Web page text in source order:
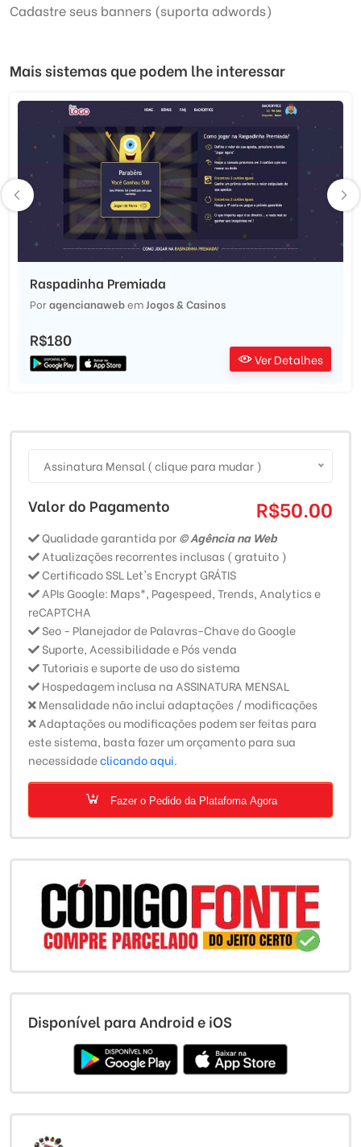
Cadastre seus banners (suporta adwords)
Mais sistemas que podem lhe interessar
Raspadinha Premiada
Poragencianawebem Jogos & Casinos
R$180
Ver Detalhes
Assinatura Mensal ( clique para mudar )
Valor do Pagamento R$50.00
Qualidade garantida por© Agência na Web
Atualizações recorrentes inclusas ( gratuito )
Certificado SSL Let's Encrypt GRÁTIS
APIs Google: Maps*, Pagespeed, Trends, Analytics e
reCAPTCHA
Seo - Planejador de Palavras-Chave do Google
Suporte, Acessibilidade e Pós venda
Tutoriais e suporte de uso do sistema
Hospedagem inclusa na ASSINATURA MENSAL
Mensalidade não inclui adaptações / modificações
Adaptações ou modificações podem ser feitas para
este sistema, basta fazer um orçamento para sua
necessidadeclicando aqui.
Fazer o Pedido da Platafoma Agora
Disponível para Android e iOS